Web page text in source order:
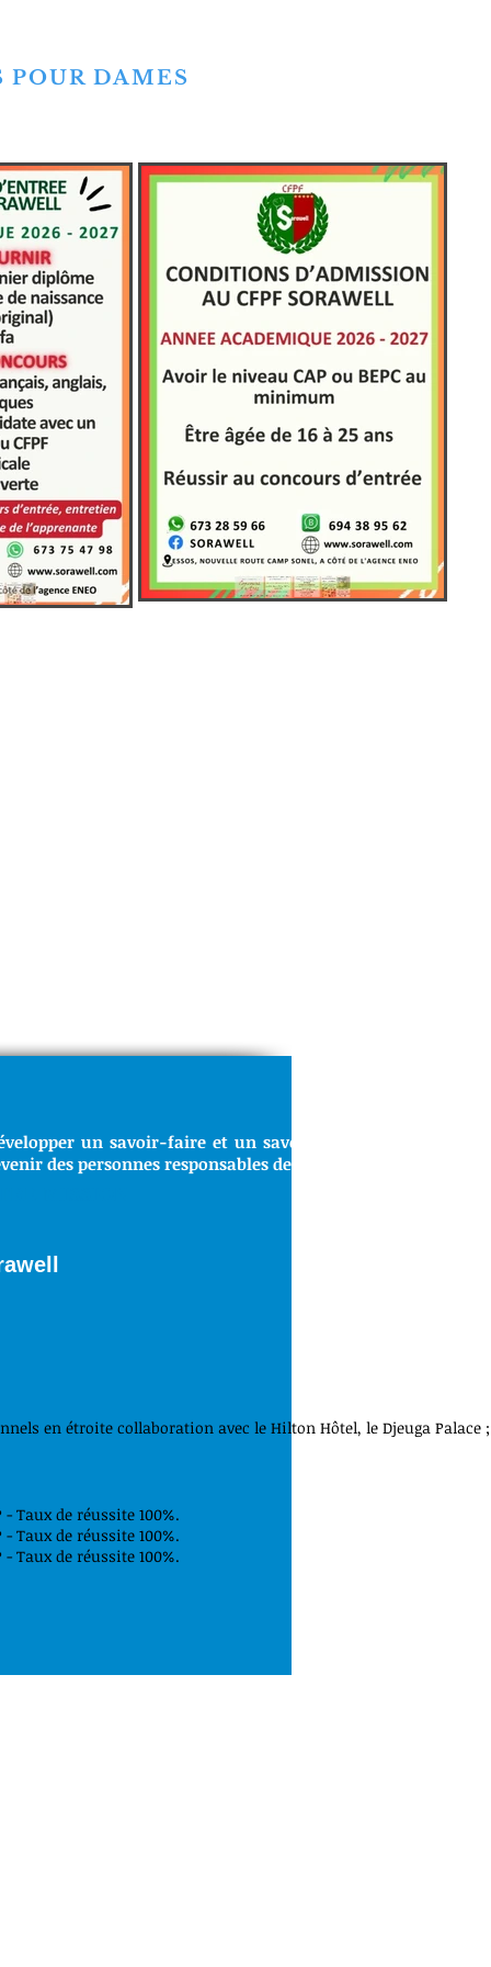
DAMES
un savoir-faire et un savoir-être indispensable
des personnes responsables de notre société.
en étroite collaboration avec le Hilton Hôtel, le Djeuga
Taux de réussite 100%.
Taux de réussite 100%.
Taux de réussite 100%.